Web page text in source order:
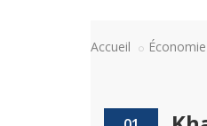
Accueil Économie